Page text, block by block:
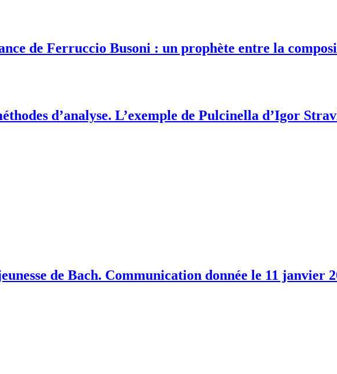
de Ferruccio Busoni : un prophète entre la
d’analyse. L’exemple de Pulcinella d’Igor
de Bach. Communication donnée le 11 janvier